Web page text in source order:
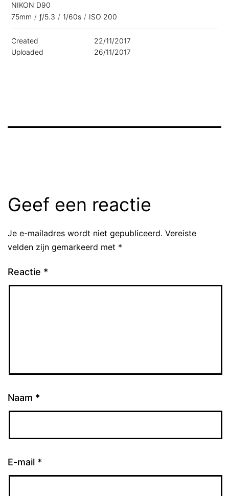
NIKON D90
75mm / ƒ/5.3 / 1/60s / ISO 200
Created
22/11/2017
Uploaded
26/11/2017
Geef een reactie
Je e-mailadres wordt niet gepubliceerd. Vereiste
velden zijn gemarkeerd met *
Reactie *
Naam *
E-mail *